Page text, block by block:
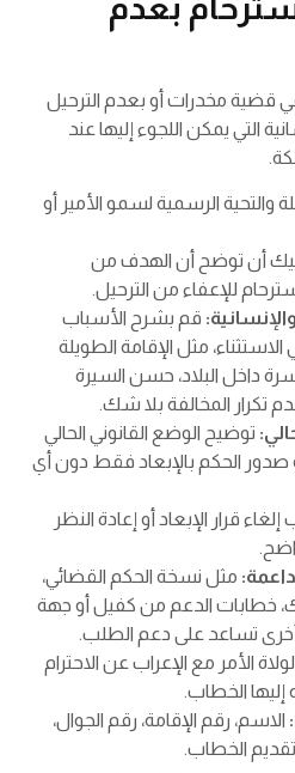
بعدم
قضية مخدرات أو بعدم الترحيل
التي يمكن اللجوء إليها عند
والتحية الرسمية لسمو الأمير أو
أن توضح أن الهدف من
للإعفاء من الترحيل.
قم بشرح الأسباب
مثل الإقامة الطويلة
داخل البلاد، حسن السيرة
تكرار المخالفة بلا شك.
توضيح الوضع القانوني الحالي
صدور الحكم بالإبعاد فقط دون أي
قرار الإبعاد أو إعادة النظر
مثل نسخة الحكم القضائي،
خطابات الدعم من كفيل أو جهة
تساعد على دعم الطلب.
الأمر مع الإعراب عن الاحترام
إليها الخطاب.
الاسم، رقم الإقامة، رقم الجوال،
الخطاب.